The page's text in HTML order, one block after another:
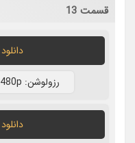
قسمت 13
رزولوشن: 480p